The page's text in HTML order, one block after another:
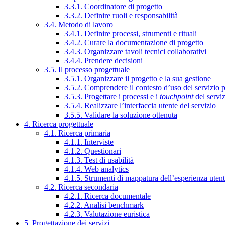
3.3.1. Coordinatore di progetto
3.3.2. Definire ruoli e responsabilità
3.4. Metodo di lavoro
3.4.1. Definire processi, strumenti e rituali
3.4.2. Curare la documentazione di progetto
3.4.3. Organizzare tavoli tecnici collaborativi
3.4.4. Prendere decisioni
3.5. Il processo progettuale
3.5.1. Organizzare il progetto e la sua gestione
3.5.2. Comprendere il contesto d’uso del servizio
3.5.3. Progettare i processi e i touchpointdel
3.5.4. Realizzare l’interfaccia utente del servizio
3.5.5. Validare la soluzione ottenuta
4. Ricerca progettuale
4.1. Ricerca primaria
4.1.1. Interviste
4.1.2. Questionari
4.1.3. Test di usabilità
4.1.4. Web analytics
4.1.5. Strumenti di mappatura dell’esperienza
4.2. Ricerca secondaria
4.2.1. Ricerca documentale
4.2.2. Analisi benchmark
4.2.3. Valutazione euristica
5. Progettazione dei servizi